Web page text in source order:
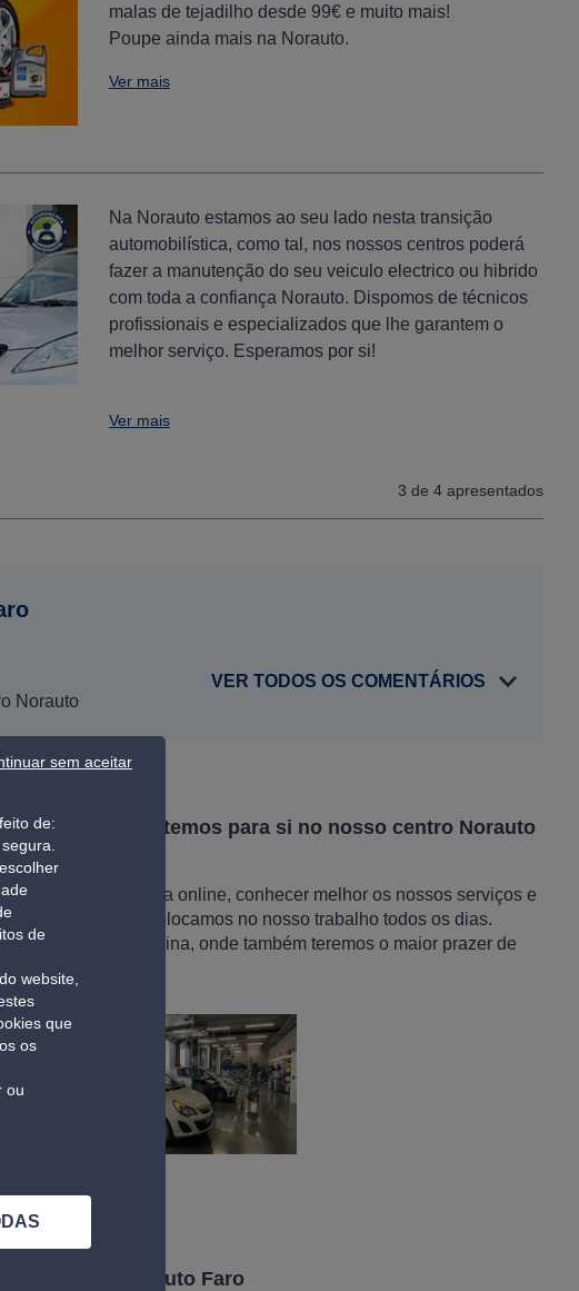
malas de tejadilho desde 99€ e muito mais!
Poupe ainda mais na Norauto.
Ver mais
Na Norauto estamos ao seu lado nesta transição
automobilística, como tal, nos nossos centros poderá
fazer a manutenção do seu veiculo electrico ou hibrido
com toda a confiança Norauto. Dispomos de técnicos
profissionais e especializados que lhe garantem o
melhor serviço. Esperamos por si!
Ver mais
3 de 4 apresentados
Norauto
VER TODOS OS COMENTÁRIOS
e serviços que temos para si no nosso centro Norauto
exclusiva online, conhecer melhor os nossos serviços e
dedicação que colocamos no nosso trabalho todos os dias.
da nossa oficina, onde também teremos o maior prazer de
em Norauto Faro
de:
de
website,
que
os
ou
sem aceitar